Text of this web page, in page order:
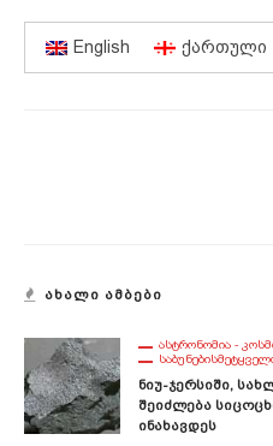
English ქართული
ᲐᲮᲐᲚᲘ ᲐᲛᲑᲔᲑᲘ
ᲐᲡᲢᲠᲝᲜᲝᲛᲘᲐ -
Ნიუ-Ჯერსიში,
Შეიძლება
Ინახავდეს